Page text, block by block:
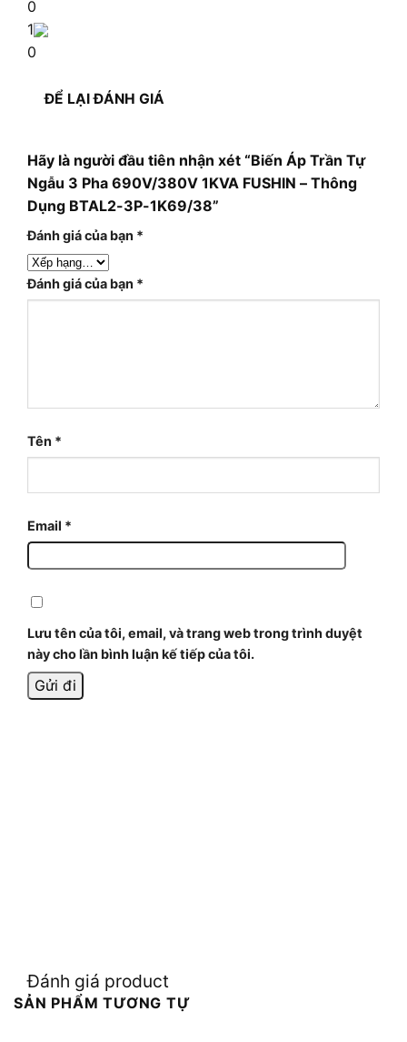
0
1
0
ĐỂ LẠI ĐÁNH GIÁ
Hãy là người đầu tiên nhận xét “Biến Áp Trần Tự
Ngẫu 3 Pha 690V/380V 1KVA FUSHIN – Thông
Dụng BTAL2-3P-1K69/38”
Đánh giá của bạn *
Đánh giá của bạn *
Tên *
Email *
Lưu tên của tôi, email, và trang web trong trình duyệt
này cho lần bình luận kế tiếp của tôi.
Đánh giá product
SẢN PHẨM TƯƠNG TỰ